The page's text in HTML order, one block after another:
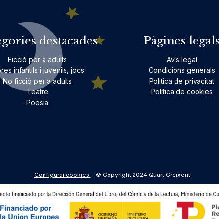
destacades
Ficció per a adults
infantils i juvenils, jocs
No ficció per a adults
Teatre
Poesia
Pàgines
Avís legal
Condicions generals
Politica de privacitat
Politica de cookies
Configurar cookies © Copyright 2024 Quart Creixent